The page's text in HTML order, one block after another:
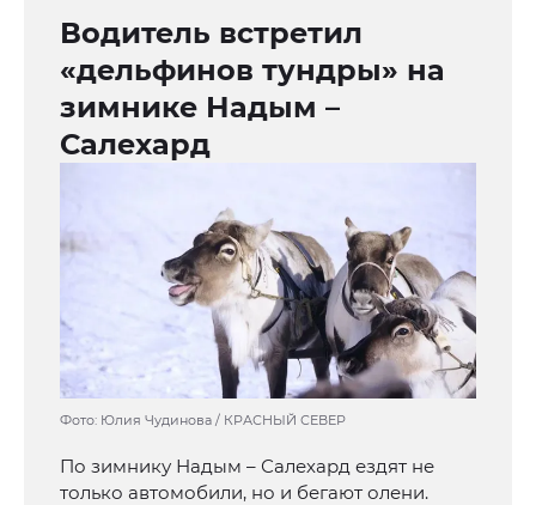
Водитель встретил
«дельфинов тундры» на
зимнике Надым –
Салехард
Фото: Юлия Чудинова / КРАСНЫЙ СЕВЕР
По зимнику Надым – Салехард ездят не
только автомобили, но и бегают олени.